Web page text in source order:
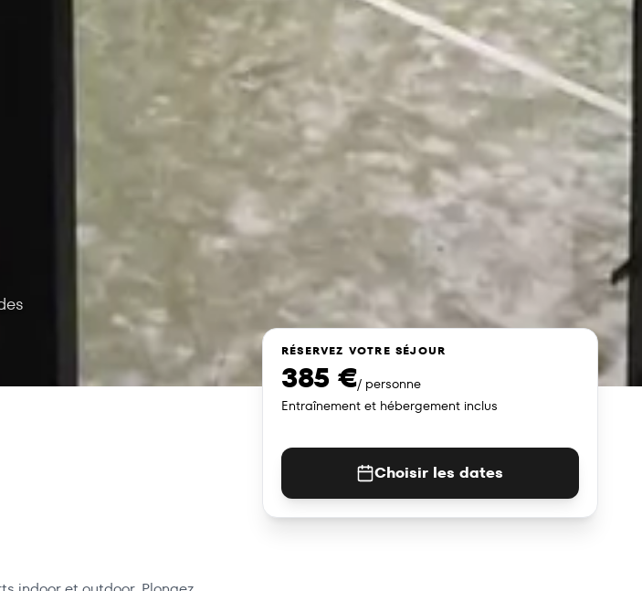
RÉSERVEZ VOTRE SÉJOUR
385 €/ personne
Entraînement et hébergement inclus
Choisir les dates